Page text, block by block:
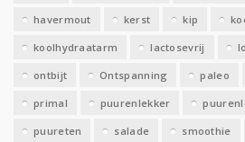
havermout kerst kip
koolhydraatarm lactosevrij
ontbijt Ontspanning paleo
primal puurenlekker
puureten salade smoothie